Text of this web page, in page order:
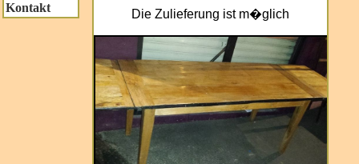
Kontakt
Die Zulieferung ist m�glich